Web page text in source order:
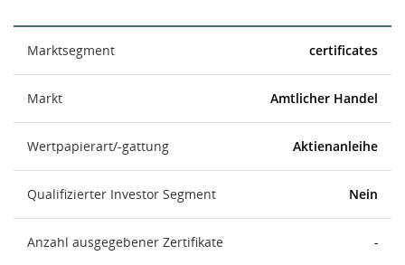
Marktsegment certificates
Markt Amtlicher Handel
Wertpapierart/-gattung Aktienanleihe
Qualifizierter Investor Segment Nein
Anzahl ausgegebener Zertifikate -